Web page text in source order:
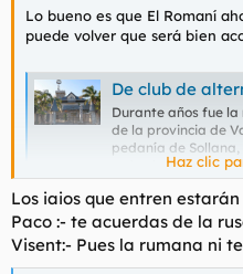
Lo bueno es que El Romaní
puede volver que será bien
De club de
Durante años fue
de la provincia de
pedanía de
todas las noches un
Haz clic
Los iaios que entren
Paco :- te acuerdas de la
Visent:- Pues la rumana ni